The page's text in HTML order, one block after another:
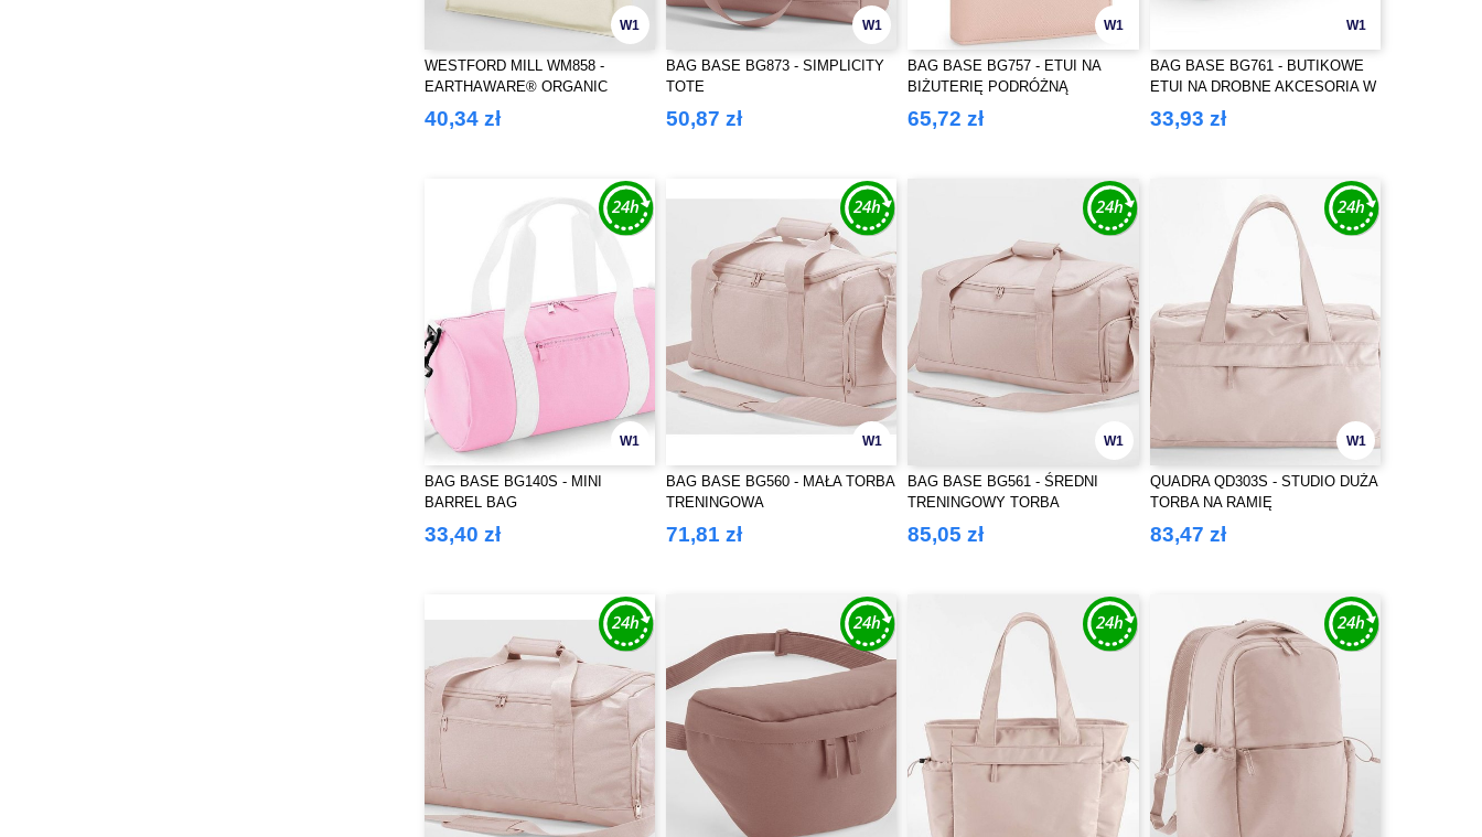
W1
WESTFORD MILL WM858 -
EARTHAWARE® ORGANIC
CONTRAST SHOPPER
40,34 zł
W1
BAG BASE BG873 - SIMPLICITY
TOTE
50,87 zł
W1
BAG BASE BG757 - ETUI NA
BIŻUTERIĘ PODRÓŻNĄ
BOUTIQUE
65,72 zł
W1
BAG BASE BG761 - BUTIKOWE
ETUI NA DROBNE AKCESORIA W
FORMACIE PŁASKIM MINI
33,93 zł
W1
BAG BASE BG140S - MINI
BARREL BAG
33,40 zł
W1
BAG BASE BG560 - MAŁA TORBA
TRENINGOWA
71,81 zł
W1
BAG BASE BG561 - ŚREDNI
TRENINGOWY TORBA
SPORTOWA
85,05 zł
W1
QUADRA QD303S - STUDIO DUŻA
TORBA NA RAMIĘ
83,47 zł